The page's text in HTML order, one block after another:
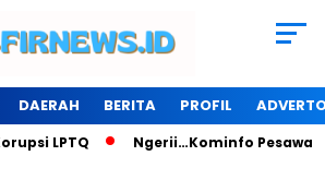
DAERAH BERITA PROFIL
Ngerii…Kominfo Pesawaran